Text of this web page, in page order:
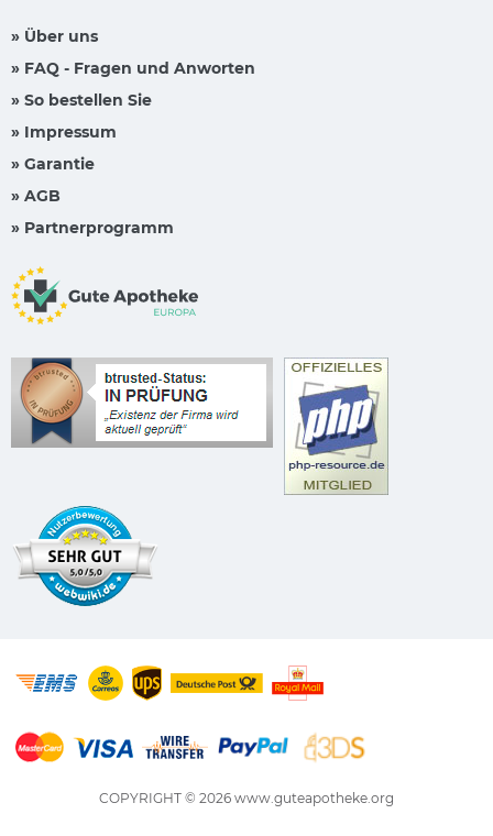
» Über uns
» FAQ - Fragen und Anworten
» So bestellen Sie
» Impressum
» Garantie
» AGB
» Partnerprogramm
COPYRIGHT © 2026 www.guteapotheke.org